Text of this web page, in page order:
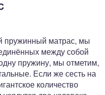
пружинный матрас, мы
между собой
пружину, мы отметим,
Если же сесть на
количество